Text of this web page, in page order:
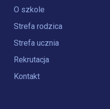
O szkole
Strefa rodzica
Strefa ucznia
Rekrutacja
Kontakt